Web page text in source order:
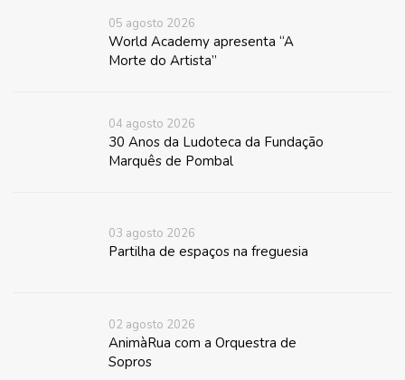
05 agosto 2026
World Academy apresenta “A
Morte do Artista”
04 agosto 2026
30 Anos da Ludoteca da Fundação
Marquês de Pombal
03 agosto 2026
Partilha de espaços na freguesia
02 agosto 2026
AnimàRua com a Orquestra de
Sopros